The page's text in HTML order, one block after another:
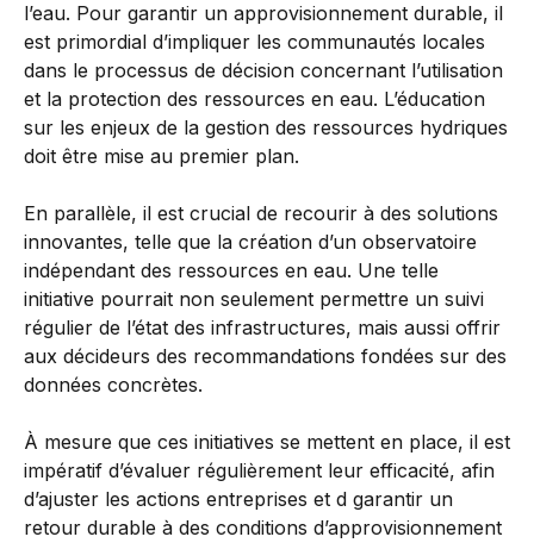
l’eau. Pour garantir un approvisionnement durable, il
est primordial d’impliquer les communautés locales
dans le processus de décision concernant l’utilisation
et la protection des ressources en eau. L’éducation
sur les enjeux de la gestion des ressources hydriques
doit être mise au premier plan.
En parallèle, il est crucial de recourir à des solutions
innovantes, telle que la création d’un observatoire
indépendant des ressources en eau. Une telle
initiative pourrait non seulement permettre un suivi
régulier de l’état des infrastructures, mais aussi offrir
aux décideurs des recommandations fondées sur des
données concrètes.
À mesure que ces initiatives se mettent en place, il est
impératif d’évaluer régulièrement leur efficacité, afin
d’ajuster les actions entreprises et d garantir un
retour durable à des conditions d’approvisionnement